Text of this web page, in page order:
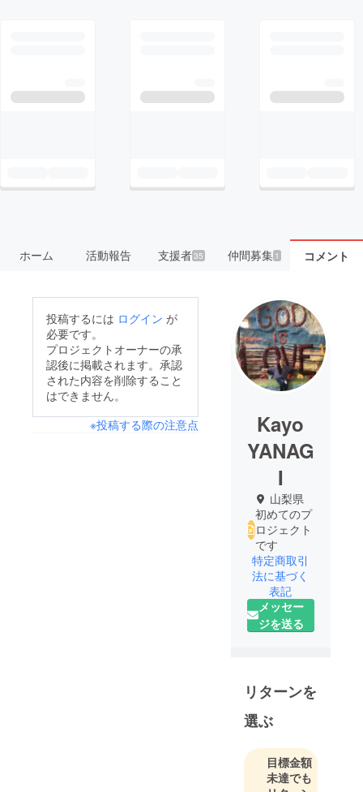
ホーム 活動報告 支援者35 仲間募集 1 コメント
投稿するには ログイン が
必要です。
プロジェクトオーナーの承
認後に掲載されます。承認
された内容を削除すること
はできません。
※投稿する際の注意点
Kayo
YANAG
I
山梨県
初めてのプ
ロジェクト
です
特定商取引
法に基づく
表記
メッセー
ジを送る
リターンを
選ぶ
目標金額
未達でも